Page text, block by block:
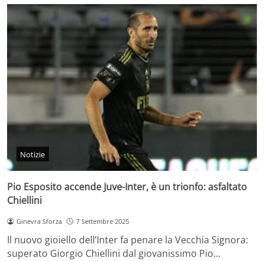
Notizie
Pio Esposito accende Juve-Inter, è un trionfo: asfaltato
Chiellini
Ginevra Sforza 7 Settembre 2025
Il nuovo gioiello dell’Inter fa penare la Vecchia Signora:
superato Giorgio Chiellini dal giovanissimo Pio…